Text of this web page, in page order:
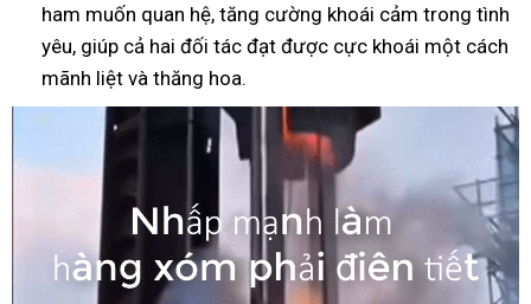
ham muốn quan hệ, tăng cường khoái cảm trong tình
yêu, giúp cả hai đối tác đạt được cực khoái một cách
mãnh liệt và thăng hoa.